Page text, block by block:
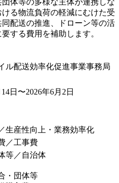
る物流負荷の軽減にむけた受
配送の推進、ドローン等の活
する費用を補助します。
ル配送効率化促進事業事務局
日〜2026年6月2日
生産性向上・業務効率化
／工事費
等／自治体
・団体等